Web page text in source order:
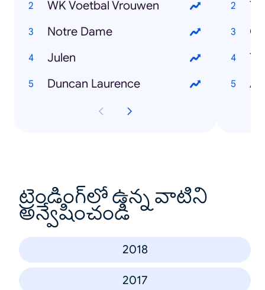
WK Voetbal Vrouwen
Notre Dame
Julen
Duncan Laurence
ట్రెండింగ్‌లో ఉన్న వాటిని
అన్వేషించండి
2018
2017